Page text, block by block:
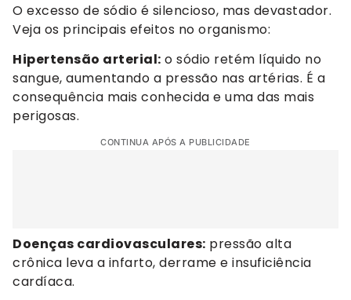
O excesso de sódio é silencioso, mas devastador.
Veja os principais efeitos no organismo:
Hipertensão arterial: o sódio retém líquido no
sangue, aumentando a pressão nas artérias. É a
consequência mais conhecida e uma das mais
perigosas.
CONTINUA APÓS A PUBLICIDADE
Doenças cardiovasculares: pressão alta
crônica leva a infarto, derrame e insuficiência
cardíaca.